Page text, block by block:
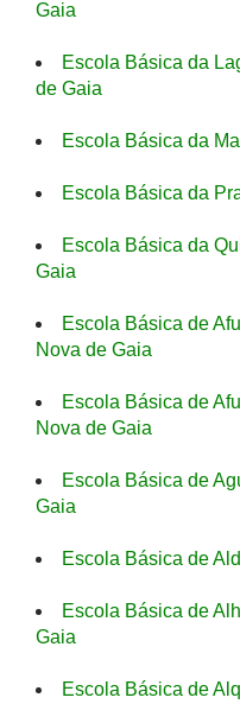
Gaia
Escola Básica da
de Gaia
Escola Básica da
Escola Básica da
Escola Básica da
Gaia
Escola Básica de
Nova de Gaia
Escola Básica de
Nova de Gaia
Escola Básica de
Gaia
Escola Básica de
Escola Básica de
Gaia
Escola Básica de